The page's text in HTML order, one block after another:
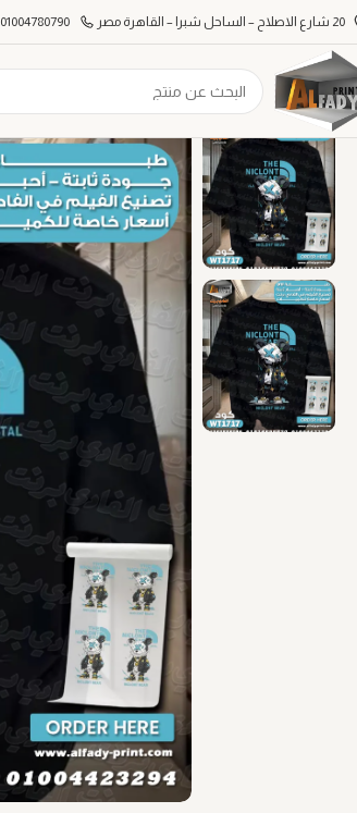
20 شارع الاصلاح – الساحل شبرا – القاهرة مصر 01004780790